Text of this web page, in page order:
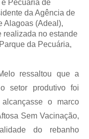
Pecuária de
da Agência de
Alagoas (Adeal),
realizada no estande
da Pecuária,
ressaltou que a
setor produtivo foi
o marco
Sem Vacinação,
do rebanho